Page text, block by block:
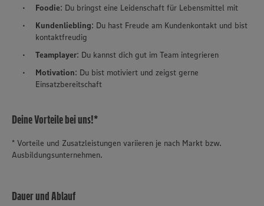
Foodie: Du bringst eine Leidenschaft für Lebensmittel mit
Kundenliebling: Du hast Freude am Kundenkontakt und bist
kontaktfreudig
Teamplayer: Du kannst dich gut im Team integrieren
Motivation: Du bist motiviert und zeigst gerne
Einsatzbereitschaft
Deine Vorteile bei uns!*
* Vorteile und Zusatzleistungen variieren je nach Markt bzw.
Ausbildungsunternehmen.
Dauer und Ablauf